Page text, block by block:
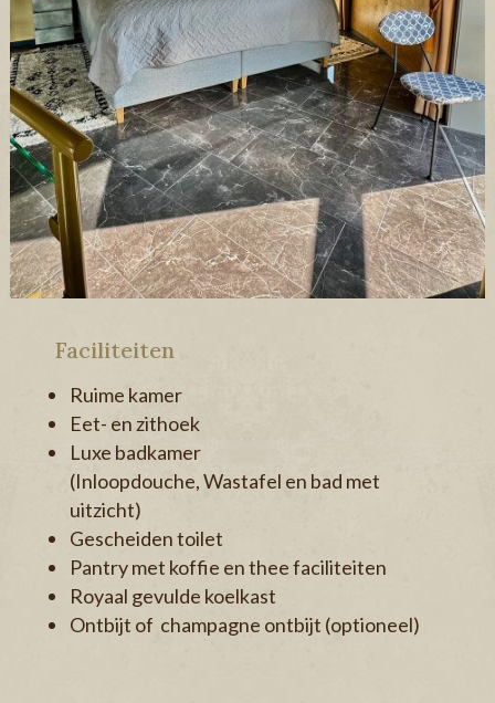
Faciliteiten
Ruime kamer
Eet- en zithoek
Luxe badkamer
(Inloopdouche, Wastafel en bad met
uitzicht)
Gescheiden toilet
Pantry met koffie en thee faciliteiten
Royaal gevulde koelkast
Ontbijt of champagne ontbijt (optioneel)